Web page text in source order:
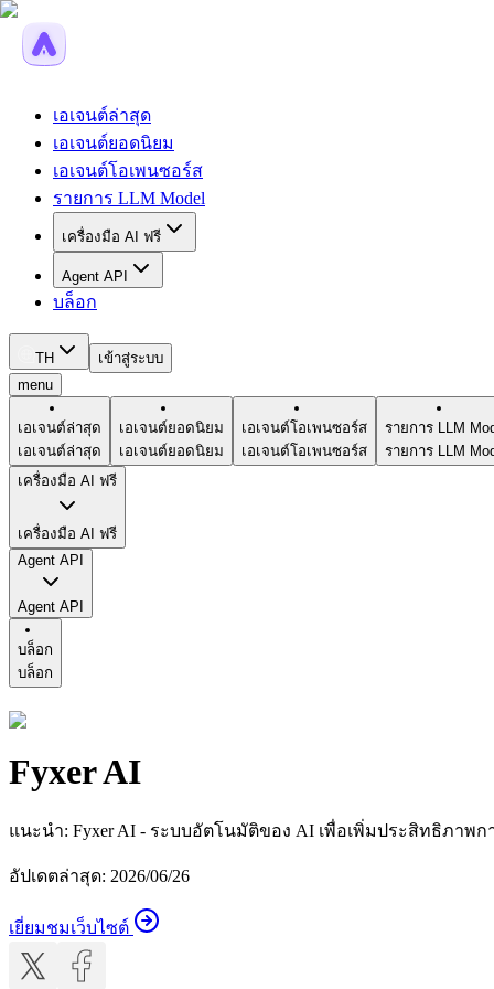
เอเจนต์ล่าสุด
เอเจนต์ยอดนิยม
เอเจนต์โอเพนซอร์ส
รายการ LLM Model
เครื่องมือ AI ฟรี
Agent API
บล็อก
TH
เข้าสู่ระบบ
menu
เอเจนต์ล่าสุด
เอเจนต์ล่าสุด
เอเจนต์ยอดนิยม
เอเจนต์ยอดนิยม
เอเจนต์โอเพนซอร์ส
เอเจนต์โอเพนซอร์ส
รายการ LLM
รายการ LLM
เครื่องมือ AI ฟรี
เครื่องมือ AI ฟรี
Agent API
Agent API
บล็อก
บล็อก
Fyxer AI
แนะนำ: Fyxer AI - ระบบอัตโนมัติของ AI เพื่อเพิ่มประสิทธิภาพก
อัปเดตล่าสุด: 2026/06/26
เยี่ยมชมเว็บไซต์